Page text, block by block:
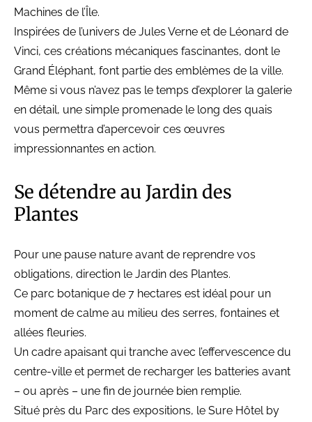
Machines de l’Île.
Inspirées de l’univers de Jules Verne et de Léonard de
Vinci, ces créations mécaniques fascinantes, dont le
Grand Éléphant, font partie des emblèmes de la ville.
Même si vous n’avez pas le temps d’explorer la galerie
en détail, une simple promenade le long des quais
vous permettra d’apercevoir ces œuvres
impressionnantes en action.
Se détendre au Jardin des
Plantes
Pour une pause nature avant de reprendre vos
obligations, direction le Jardin des Plantes.
Ce parc botanique de 7 hectares est idéal pour un
moment de calme au milieu des serres, fontaines et
allées fleuries.
Un cadre apaisant qui tranche avec l’effervescence du
centre-ville et permet de recharger les batteries avant
– ou après – une fin de journée bien remplie.
Situé près du Parc des expositions, le Sure Hôtel by